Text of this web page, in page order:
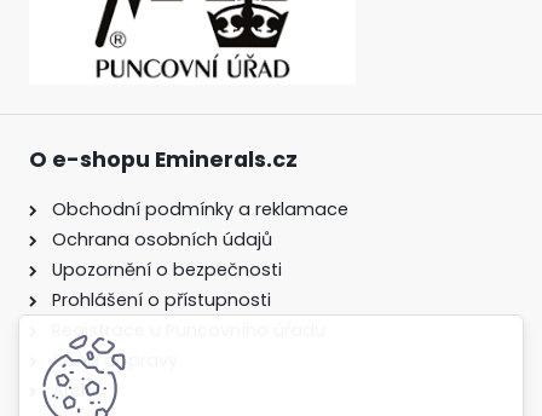
O e-shopu Eminerals.cz
Obchodní podmínky a reklamace
Ochrana osobních údajů
Upozornění o bezpečnosti
Prohlášení o přístupnosti
Registrace u Puncovního úřadu
Cena dopravy
Archiv